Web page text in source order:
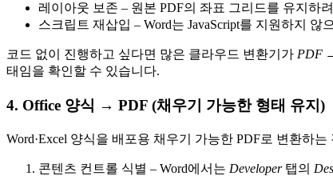
레이아웃 보존 – 원본 PDF의 좌표 그리드를 유지하
스크립트 재삽입 – Word는 JavaScript를 지원하지 않
코드 없이 진행하고 싶다면 많은 클라우드 변환기가 PDF
태임을 확인할 수 있습니다.
4. Office 양식 → PDF (채우기 가능한 형태 유지)
Word·Excel 양식을 배포용 채우기 가능한 PDF로 변환하
콘텐츠 컨트롤 식별 – Word에서는 Developer탭의